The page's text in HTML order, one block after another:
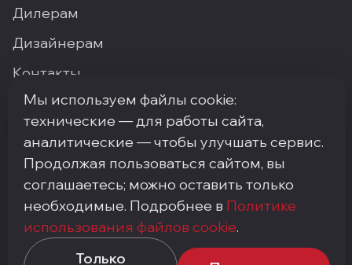
Дилерам
Дизайнерам
Контакты
Где купить
ПН–ПТ: 9:00–18:00·Москва, ArtPlay, Нижняя
Сыромятническая, 10с3
+7 (495) 748-92-20 ·info@my-step.ru
Политика конфиденциальности
Соглашение на обработку персональных данных
Мы используем файлы cookie:
технические — для работы сайта,
аналитические — чтобы улучшать сервис.
Продолжая пользоваться сайтом, вы
соглашаетесь; можно оставить только
необходимые. Подробнее в Политике
использования файлов cookie.
Только